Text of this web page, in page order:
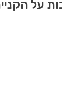
על